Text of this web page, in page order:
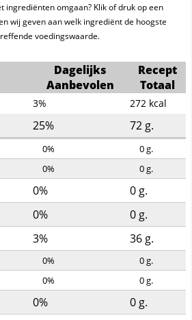
ingrediënten omgaan? Klik of druk op een
wij geven aan welk ingrediënt de hoogste
voedingswaarde.
Dagelijks
Aanbevolen
Recept
Totaal
3% 272 kcal
25% 72 g.
0% 0g.
0% 0g.
0% 0 g.
0% 0 g.
3% 36 g.
0% 0g.
0% 0g.
0% 0 g.